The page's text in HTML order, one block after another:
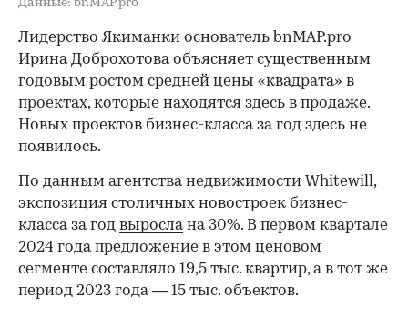
Данные: bnMAP.pro
Лидерство Якиманки основатель bnMAP.pro
Ирина Доброхотова объясняет существенным
годовым ростом средней цены «квадрата» в
проектах, которые находятся здесь в продаже.
Новых проектов бизнес-класса за год здесь не
появилось.
По данным агентства недвижимости Whitewill,
экспозиция столичных новостроек бизнес-
класса за год вырослана 30%. В первом квартале
2024 года предложение в этом ценовом
сегменте составляло 19,5 тыс. квартир, а в тот же
период 2023 года — 15 тыс. объектов.